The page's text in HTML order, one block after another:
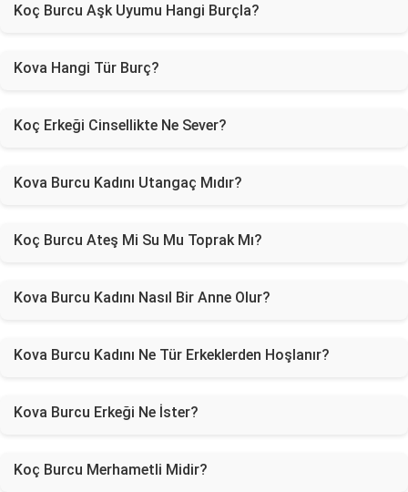
Koç Burcu Aşk Uyumu Hangi Burçla?
Kova Hangi Tür Burç?
Koç Erkeği Cinsellikte Ne Sever?
Kova Burcu Kadını Utangaç Mıdır?
Koç Burcu Ateş Mi Su Mu Toprak Mı?
Kova Burcu Kadını Nasıl Bir Anne Olur?
Kova Burcu Kadını Ne Tür Erkeklerden Hoşlanır?
Kova Burcu Erkeği Ne İster?
Koç Burcu Merhametli Midir?